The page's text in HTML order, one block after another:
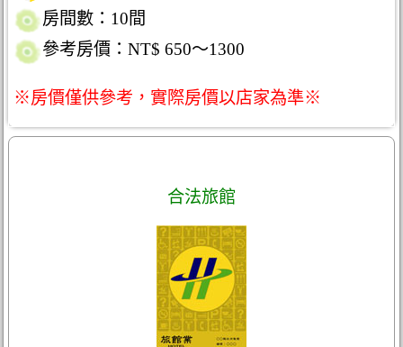
房間數：10間
參考房價：NT$ 650～1300
※房價僅供參考，實際房價以店家為準※
合法旅館